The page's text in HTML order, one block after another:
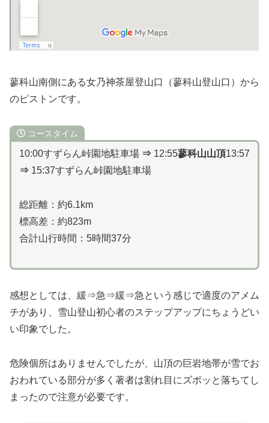
蓼科山南側にある女乃神茶屋登山口（蓼科山登山口）から
のピストンです。
コースタイム
10:00すずらん峠園地駐車場 ⇒ 12:55蓼科山山頂13:57
⇒ 15:37すずらん峠園地駐車場
総距離：約6.1km
標高差：約823m
合計山行時間：5時間37分
感想としては、緩⇒急⇒緩⇒急という感じで適度のアメム
チがあり、雪山登山初心者のステップアップにちょうどい
い印象でした。
危険個所はありませんでしたが、山頂の巨岩地帯が雪でお
おわれている部分が多く著者は割れ目にズボッと落ちてし
まったので注意が必要です。